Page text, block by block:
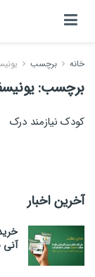
خانه برچسب
برچسب:
کودک نیازمند درک
آخرین اخبار
آنی